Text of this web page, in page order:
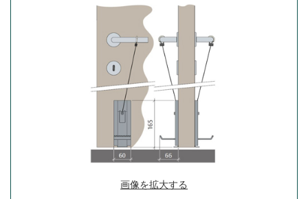
画像を拡大する